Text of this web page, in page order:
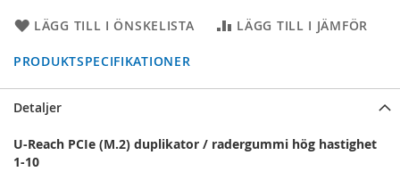
LÄGG TILL I ÖNSKELISTA LÄGG TILL I JÄMFÖR
PRODUKTSPECIFIKATIONER
Detaljer
U-Reach PCIe (M.2) duplikator / radergummi hög hastighet
1-10